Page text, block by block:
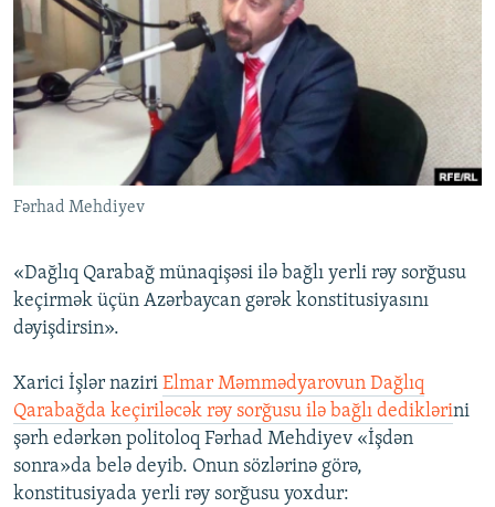
FOTOQALEREYA
İNFOQRAFIKA
KARIKATURA
OXU ZALI
AZƏRBAYCAN ƏDƏBIYYATI KITABXANASI
İSLAM VƏ DEMOKRATIYA
İZ - MƏDƏNIYYƏT PROQRAMI
HAQQIMIZDA
MISSIYAMIZ
PEŞƏ ETIKASI VƏ JURNALISTIKA STANDARTLARIMIZ
MATERIALLARIMIZDAN ISTIFADƏ
AZADLIQRADIOSU MOBIL TELEFONUNUZDA
BIZIMLƏ ƏLAQƏ
BIZI IZLƏ
RFE/RL-in bütün saytları
Fərhad Mehdiyev
«Dağlıq Qarabağ münaqişəsi ilə bağlı yerli rəy sorğusu
keçirmək üçün Azərbaycan gərək konstitusiyasını
dəyişdirsin».
Xarici İşlər naziri Elmar Məmmədyarovun Dağlıq
Qarabağda keçiriləcək rəy sorğusu ilə bağlı dediklərini
şərh edərkən politoloq Fərhad Mehdiyev «İşdən
sonra»da belə deyib. Onun sözlərinə görə,
konstitusiyada yerli rəy sorğusu yoxdur: